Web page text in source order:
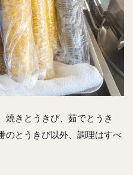
焼きとうきび、茹でとうき
のとうきび以外、調理はすべ